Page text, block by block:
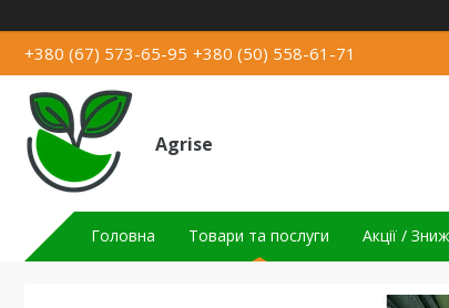
+380 (67) 573-65-95 +380 (50) 558-61-71
Agrise
Головна Товари та послуги Акції /